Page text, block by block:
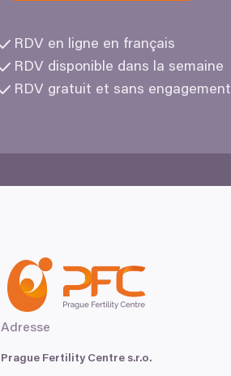
RDV en ligne en français
RDV disponible dans la semaine
RDV gratuit et sans engagement
Adresse
Prague Fertility Centre s.r.o.